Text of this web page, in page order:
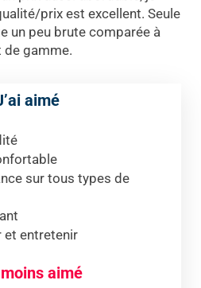
prix est excellent. Seule
un peu brute comparée à
de gamme.
aimé
sur tous types de
et entretenir
moins aimé